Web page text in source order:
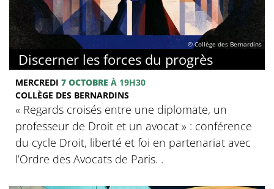
© Collège des Bernardins
Discerner les forces du progrès
MERCREDI 7 OCTOBRE À 19H30
COLLÈGE DES BERNARDINS
‍« Regards croisés entre une diplomate, un
professeur de Droit et un avocat » : conférence
du cycle Droit, liberté et foi en partenariat avec
l’Ordre des Avocats de Paris. .